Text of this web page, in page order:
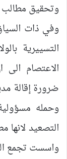
وتحقيق مطالب
وفي ذات
التسييرية
الاعتصام
ضرورة إقالة
وحمله
التصعيد لانها
واسست تجمع